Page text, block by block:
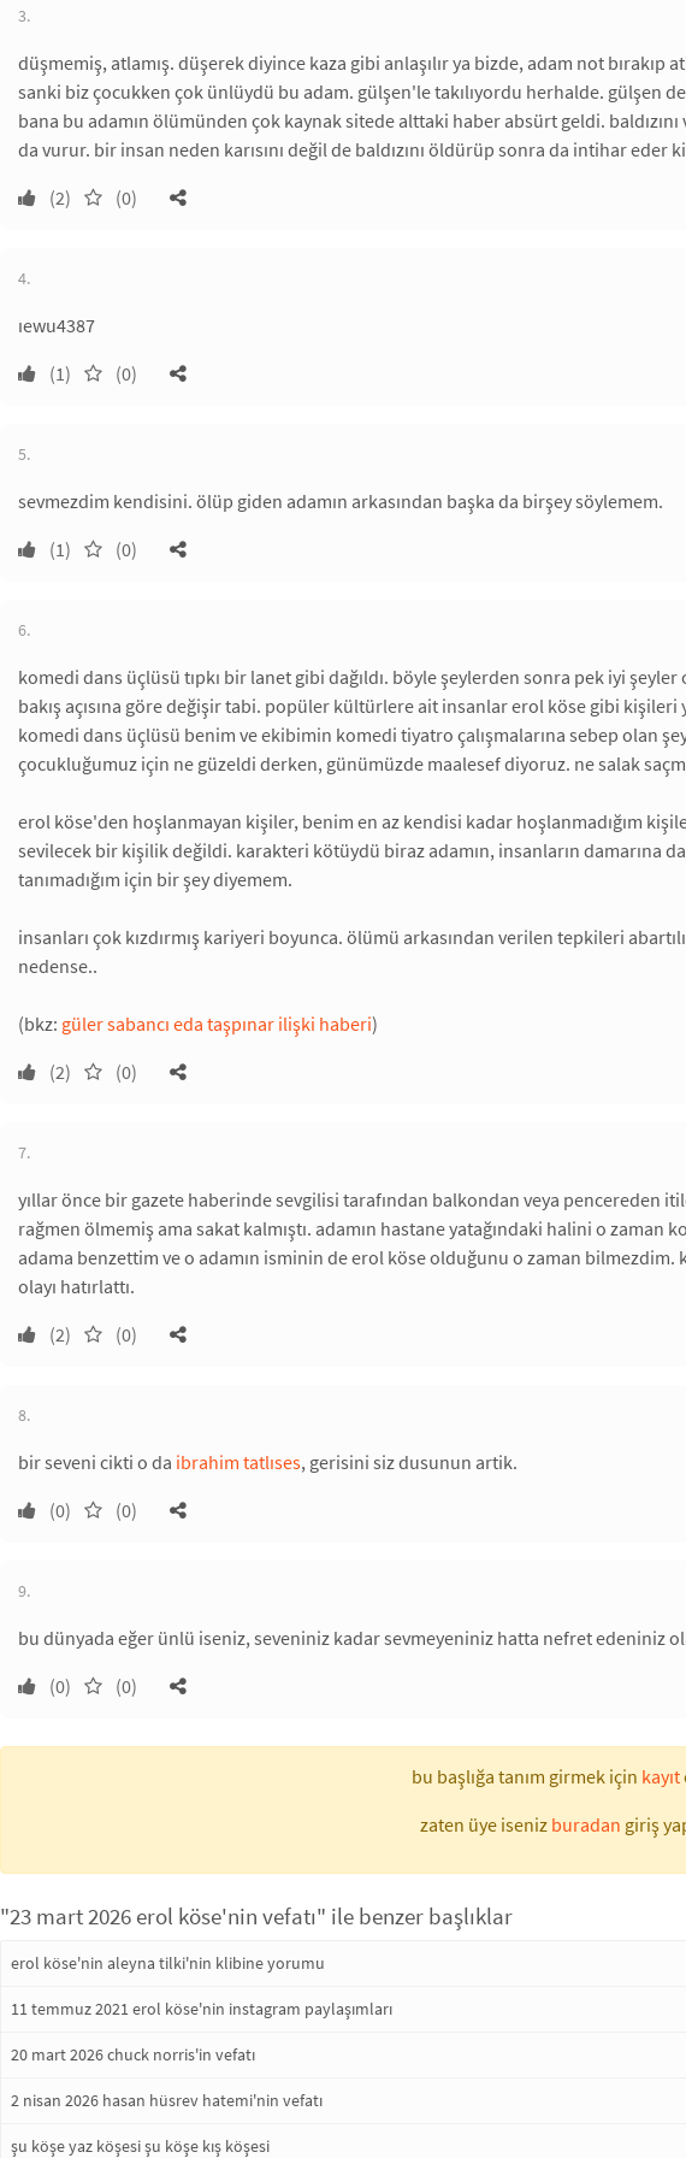
3.
düşmemiş, atlamış. düşerek diyince kaza gibi anlaşılır ya bizde, adam not bırakıp
sanki biz çocukken çok ünlüydü bu adam. gülşen'le takılıyordu herhalde. gülşen
bana bu adamın ölümünden çok kaynak sitede alttaki haber absürt geldi.
da vurur. bir insan neden karısını değil de baldızını öldürüp sonra da intihar
(2)
(0)
4.
ıewu4387
(1)
(0)
5.
sevmezdim kendisini. ölüp giden adamın arkasından başka da birşey söylemem.
(1)
(0)
6.
komedi dans üçlüsü tıpkı bir lanet gibi dağıldı. böyle şeylerden sonra pek iyi
bakış açısına göre değişir tabi. popüler kültürlere ait insanlar erol köse gibi kişileri
komedi dans üçlüsü benim ve ekibimin komedi tiyatro çalışmalarına sebep olan
çocukluğumuz için ne güzeldi derken, günümüzde maalesef diyoruz. ne salak
erol köse'den hoşlanmayan kişiler, benim en az kendisi kadar hoşlanmadığım
sevilecek bir kişilik değildi. karakteri kötüydü biraz adamın, insanların damarına
tanımadığım için bir şey diyemem.
insanları çok kızdırmış kariyeri boyunca. ölümü arkasından verilen tepkileri
nedense..
(bkz: güler sabancı eda taşpınar ilişki haberi)
(2)
(0)
7.
yıllar önce bir gazete haberinde sevgilisi tarafından balkondan veya pencereden
rağmen ölmemiş ama sakat kalmıştı. adamın hastane yatağındaki halini o zaman
adama benzettim ve o adamın isminin de erol köse olduğunu o zaman
olayı hatırlattı.
(2)
(0)
8.
bir seveni cikti o da ibrahim tatlıses, gerisini siz dusunun artik.
(0)
(0)
9.
bu dünyada eğer ünlü iseniz, seveniniz kadar sevmeyeniniz hatta nefret edeniniz
(0)
(0)
bu başlığa tanım girmek için kayıt
zaten üye iseniz buradan giriş
"23 mart 2026 erol köse'nin vefatı" ile benzer başlıklar
erol köse'nin aleyna tilki'nin klibine yorumu
11 temmuz 2021 erol köse'nin instagram paylaşımları
20 mart 2026 chuck norris'in vefatı
2 nisan 2026 hasan hüsrev hatemi'nin vefatı
şu köşe yaz köşesi şu köşe kış köşesi